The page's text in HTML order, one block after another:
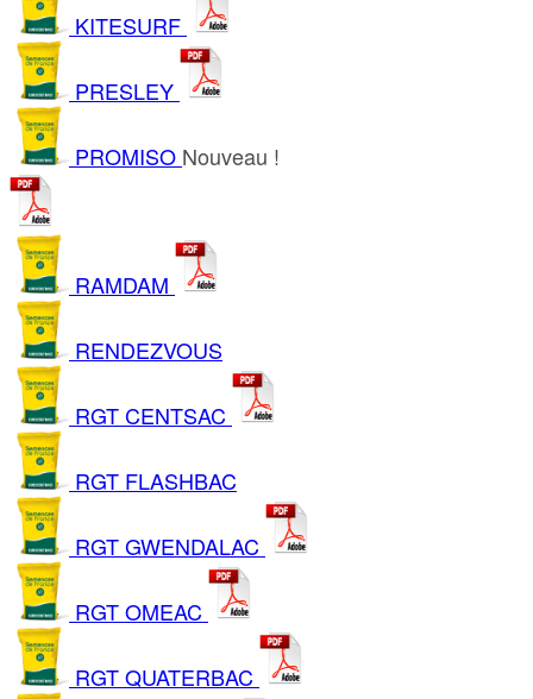
KITESURF
PRESLEY
PROMISO Nouveau !
RAMDAM
RENDEZVOUS
RGT CENTSAC
RGT FLASHBAC
RGT GWENDALAC
RGT OMEAC
RGT QUATERBAC